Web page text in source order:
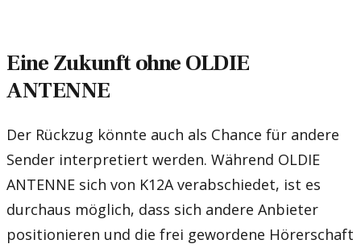
Eine Zukunft ohne OLDIE
ANTENNE
Der Rückzug könnte auch als Chance für andere
Sender interpretiert werden. Während OLDIE
ANTENNE sich von K12A verabschiedet, ist es
durchaus möglich, dass sich andere Anbieter
positionieren und die frei gewordene Hörerschaft